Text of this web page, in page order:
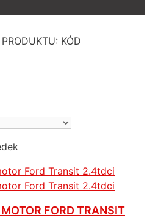
KÓD
FORD TRANSIT